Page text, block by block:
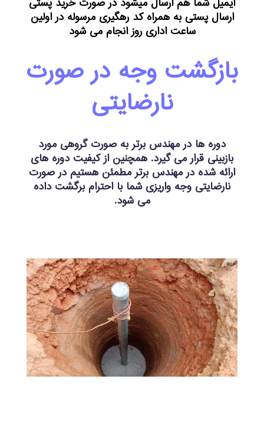
ارسال پستی به همراه کد رهگیری مرسوله در اولین
ساعت اداری روز انجام می شود
بازگشت وجه در صورت
نارضایتی
دوره ها در مهندس برتر به صورت گروهی مورد
بازبینی قرار می گیرد. همچنین از کیفیت دوره های
ارائه شده در مهندس برتر مطمئن هستیم در صورت
نارضایتی وجه واریزی شما با احترام برگشت داده
می شود.